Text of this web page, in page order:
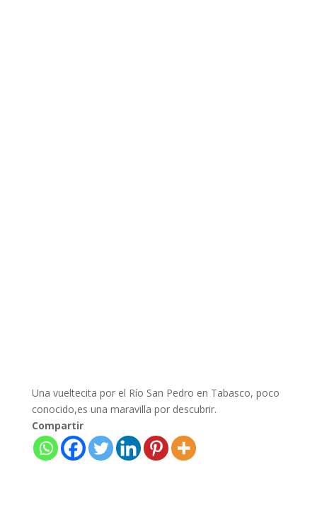
Una vueltecita por el Río San Pedro en Tabasco, poco
conocido,es una maravilla por descubrir.
Compartir